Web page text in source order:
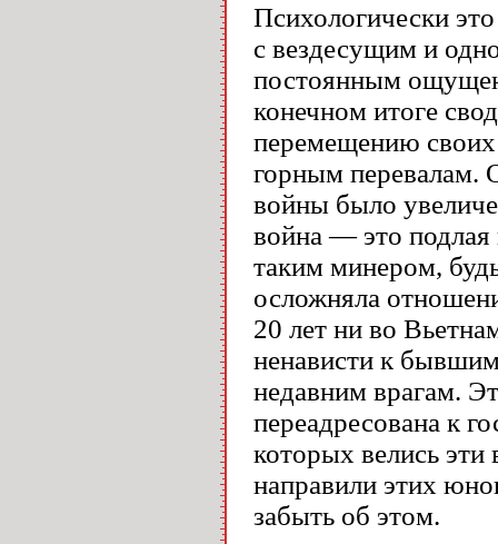
Психологически
с вездесущим и
постоянным
конечном итоге
перемещению
горным перевалам.
войны было
война — это подлая
таким минером,
осложняла
20 лет ни во
ненависти к
недавним врагам.
переадресована к
которых велись
направили этих
забыть об этом.